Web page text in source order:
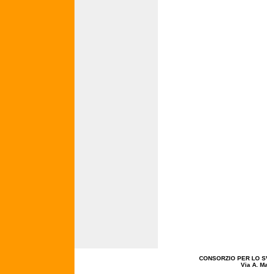
CONSORZIO PER LO
Via A.